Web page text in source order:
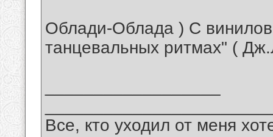
Облади-Облада ) С
танцевальных ритмах" (
Все, кто уходил от меня